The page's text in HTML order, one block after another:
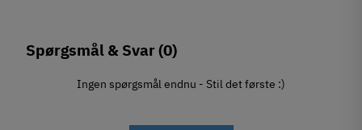
Spørgsmål & Svar(0)
Ingen spørgsmål endnu - Stil det første :)